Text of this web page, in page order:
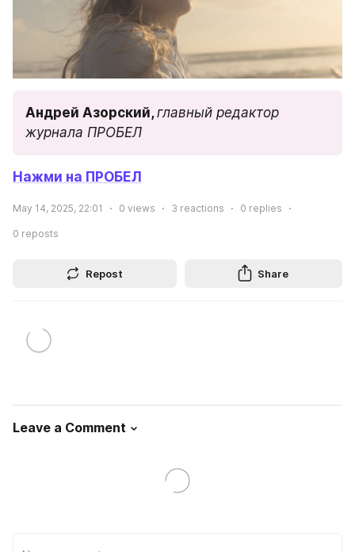
Андрей Азорский, главный редактор
журнала ПРОБЕЛ
Нажми на ПРОБЕЛ
May 14, 2025, 22:01 0 views 3 reactions 0 replies
0 reposts
Repost Share
Leave a Comment